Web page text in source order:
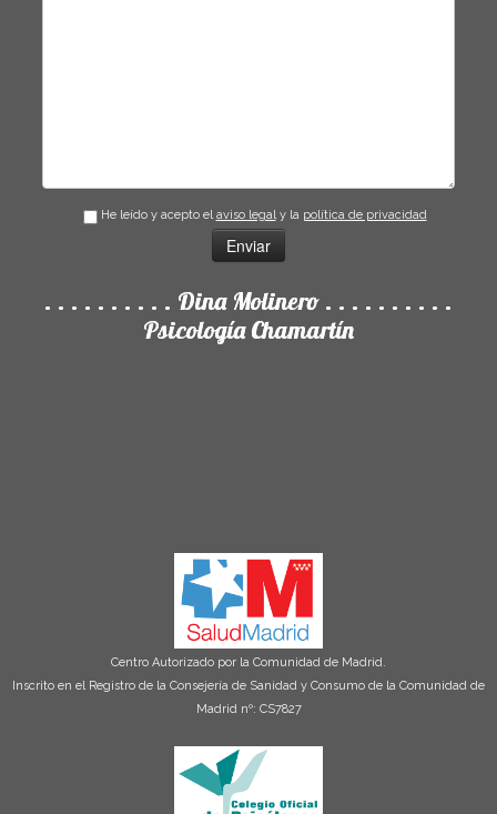
He leído y acepto elaviso legaly la política de privacidad
. . . . . . . . . . Dina Molinero . . . . . . . . . .
Psicología Chamartín
Centro Autorizado por la Comunidad de Madrid.
Inscrito en el Registro de la Consejería de Sanidad y Consumo de la Comunidad de
Madrid nº: CS7827